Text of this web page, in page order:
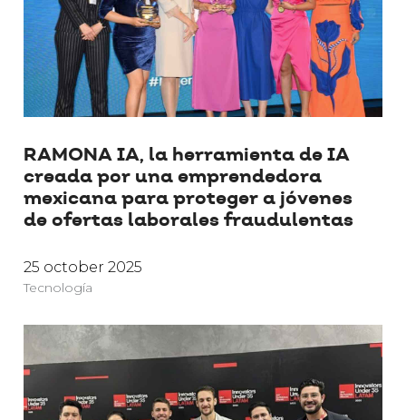
RAMONA IA, la herramienta de IA
creada por una emprendedora
mexicana para proteger a jóvenes
de ofertas laborales fraudulentas
25 october 2025
Tecnología